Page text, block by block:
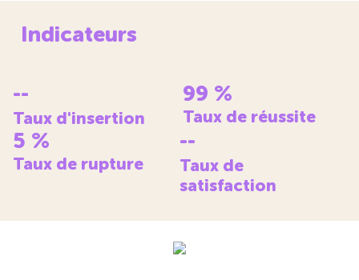
Indicateurs
--
Taux d'insertion
99 %
Taux de réussite
5 %
Taux de rupture
--
Taux de
satisfaction